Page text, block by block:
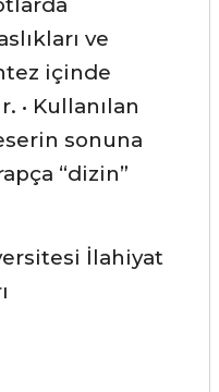
ve
içinde
• Kullanılan
sonuna
“dizin”
İlahiyat